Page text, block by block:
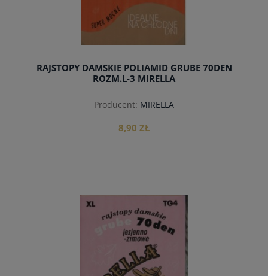
RAJSTOPY DAMSKIE POLIAMID GRUBE 70DEN
ROZM.L-3 MIRELLA
Producent: MIRELLA
8,90 ZŁ